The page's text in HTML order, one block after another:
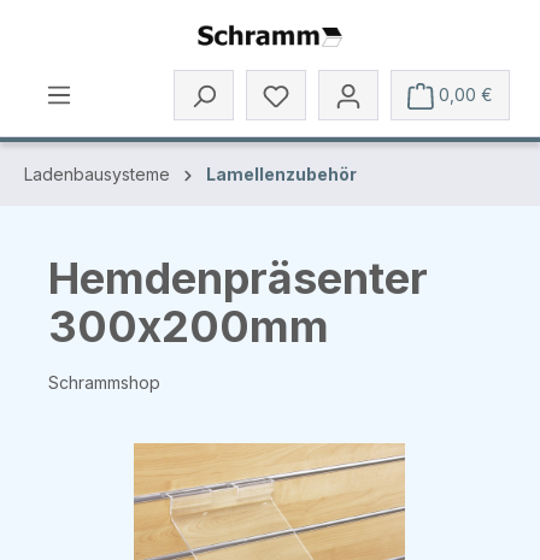
Zum Hauptinhalt springen
0,00 €
Ladenbausysteme Lamellenzubehör
Hemdenpräsenter
300x200mm
Schrammshop
Bildergalerie überspringen